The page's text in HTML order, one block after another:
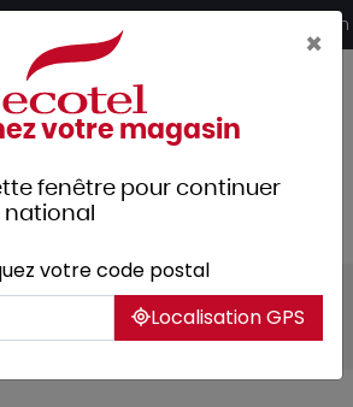
HT d’achat et retrait 2h en magasin
Hôtellerie
isothermes
×
votre magasin
fenêtre pour continuer
national
votre code postal
Localisation GPS
des cookies